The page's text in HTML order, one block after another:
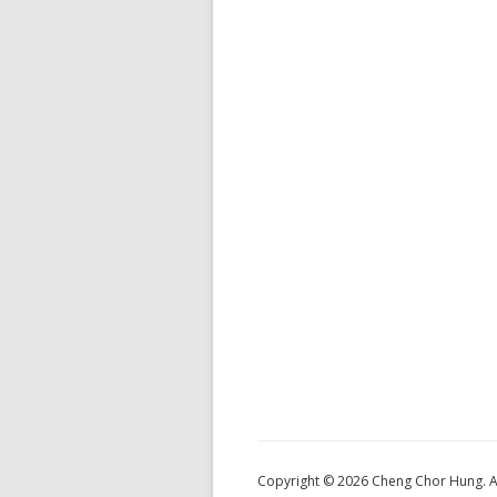
Copyright © 2026 Cheng Chor Hung.